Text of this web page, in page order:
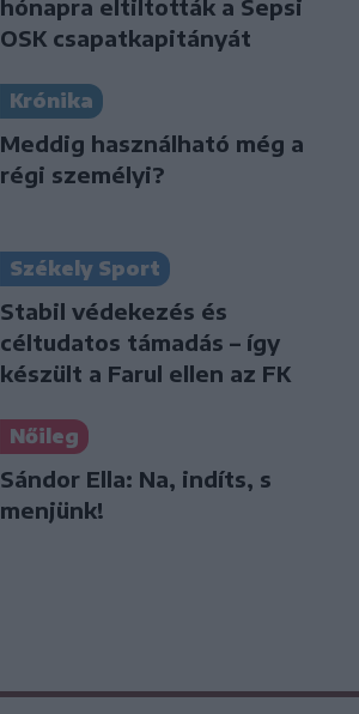
hónapra eltiltották a Sepsi
OSK csapatkapitányát
Krónika
Meddig használható még a
régi személyi?
Székely Sport
Stabil védekezés és
céltudatos támadás – így
készült a Farul ellen az FK
Nőileg
Sándor Ella: Na, indíts, s
menjünk!